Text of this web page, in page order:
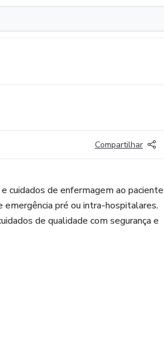
Compartilhar
cuidados de enfermagem ao paciente
pré ou intra-hospitalares.
de qualidade com segurança e